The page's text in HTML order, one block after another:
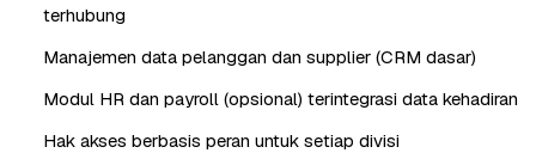
terhubung
Manajemen data pelanggan dan supplier (CRM dasar)
Modul HR dan payroll (opsional) terintegrasi data kehadiran
Hak akses berbasis peran untuk setiap divisi